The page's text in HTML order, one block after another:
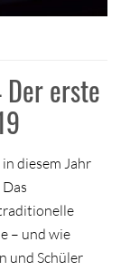
erste
diesem Jahr
– und wie
und Schüler